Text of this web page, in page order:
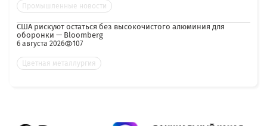
Промышленные новости
США рискуют остаться без высокочистого алюминия для
оборонки — Bloomberg
6 августа 2026 107
Цветная металлургия